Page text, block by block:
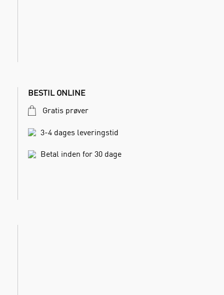
BESTIL ONLINE
Gratis prøver
3-4 dages leveringstid
Betal inden for 30 dage